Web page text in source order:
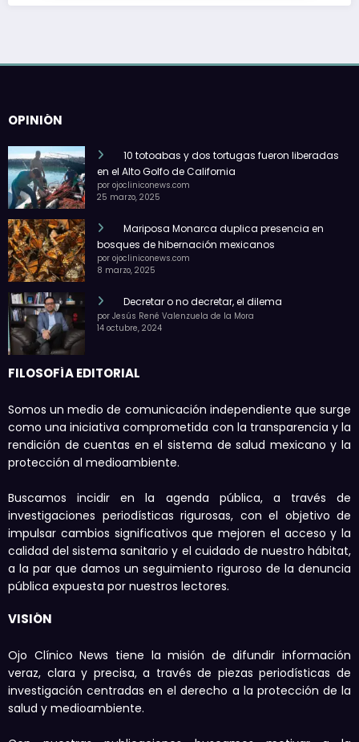
OPINIÓN
10 totoabas y dos tortugas fueron liberadas
en el Alto Golfo de California
por ojocliniconews.com
25 marzo, 2025
Mariposa Monarca duplica presencia en
bosques de hibernación mexicanos
por ojocliniconews.com
8 marzo, 2025
Decretar o no decretar, el dilema
por Jesús René Valenzuela de la Mora
14 octubre, 2024
FILOSOFÍA EDITORIAL
Somos un medio de comunicación independiente que surge
como una iniciativa comprometida con la transparencia y la
rendición de cuentas en el sistema de salud mexicano y la
protección al medioambiente.
Buscamos incidir en la agenda pública, a través de
investigaciones periodísticas rigurosas, con el objetivo de
impulsar cambios significativos que mejoren el acceso y la
calidad del sistema sanitario y el cuidado de nuestro hábitat,
a la par que damos un seguimiento riguroso de la denuncia
pública expuesta por nuestros lectores.
VISIÓN
Ojo Clínico News tiene la misión de difundir información
veraz, clara y precisa, a través de piezas periodísticas de
investigación centradas en el derecho a la protección de la
salud y medioambiente.